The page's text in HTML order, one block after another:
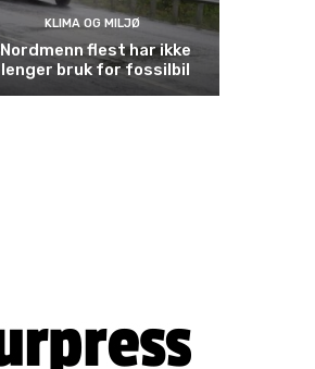
KLIMA OG MILJØ
Nordmenn flest har ikke
lenger bruk for fossilbil